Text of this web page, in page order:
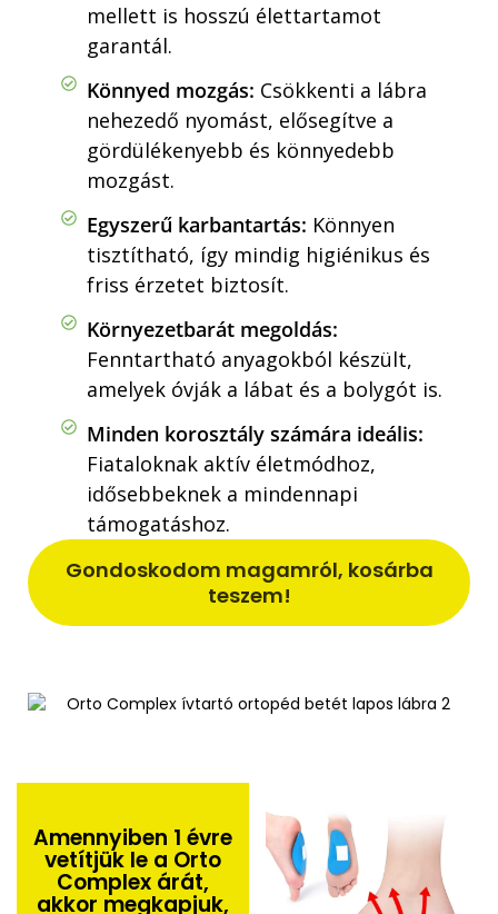
mellett is hosszú élettartamot
garantál.
Könnyed mozgás: Csökkenti a lábra
nehezedő nyomást, elősegítve a
gördülékenyebb és könnyedebb
mozgást.
Egyszerű karbantartás: Könnyen
tisztítható, így mindig higiénikus és
friss érzetet biztosít.
Környezetbarát megoldás:
Fenntartható anyagokból készült,
amelyek óvják a lábat és a bolygót is.
Minden korosztály számára ideális:
Fiataloknak aktív életmódhoz,
idősebbeknek a mindennapi
támogatáshoz.
Gondoskodom magamról, kosárba
teszem!
Amennyiben 1 évre
vetítjük le a Orto
Complex árát,
akkor megkapjuk,